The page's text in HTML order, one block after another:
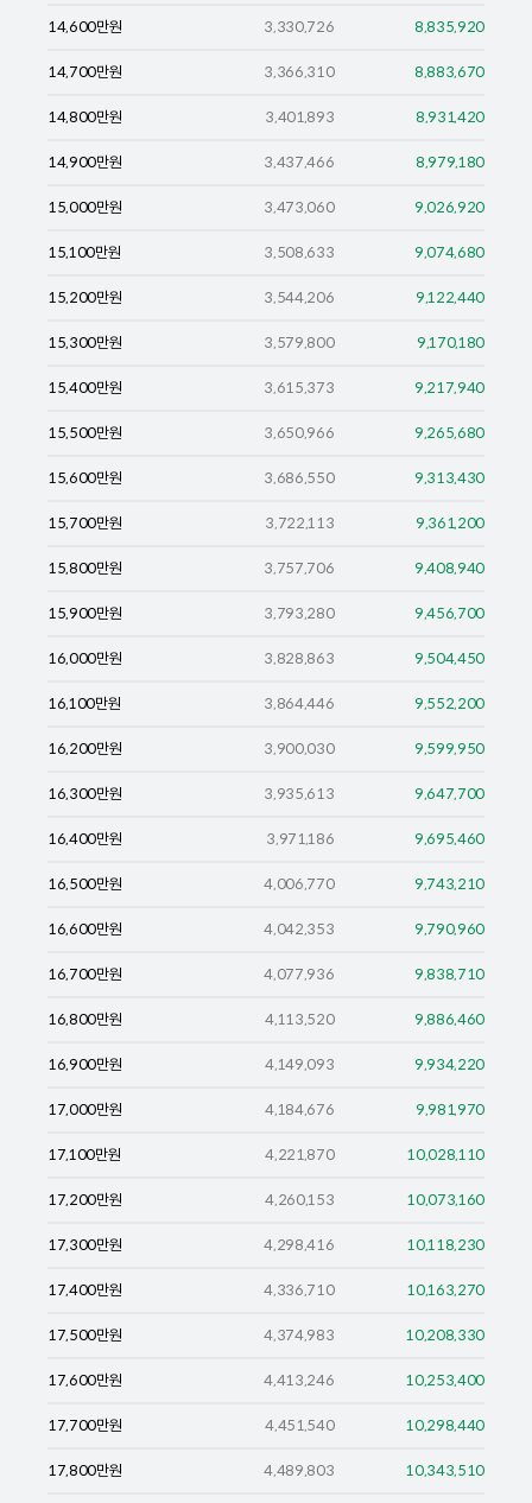
14,600만원 3,330,726 8,835,920
14,700만원 3,366,310 8,883,670
14,800만원 3,401,893 8,931,420
14,900만원 3,437,466 8,979,180
15,000만원 3,473,060 9,026,920
15,100만원 3,508,633 9,074,680
15,200만원 3,544,206 9,122,440
15,300만원 3,579,800 9,170,180
15,400만원 3,615,373 9,217,940
15,500만원 3,650,966 9,265,680
15,600만원 3,686,550 9,313,430
15,700만원 3,722,113 9,361,200
15,800만원 3,757,706 9,408,940
15,900만원 3,793,280 9,456,700
16,000만원 3,828,863 9,504,450
16,100만원 3,864,446 9,552,200
16,200만원 3,900,030 9,599,950
16,300만원 3,935,613 9,647,700
16,400만원 3,971,186 9,695,460
16,500만원 4,006,770 9,743,210
16,600만원 4,042,353 9,790,960
16,700만원 4,077,936 9,838,710
16,800만원 4,113,520 9,886,460
16,900만원 4,149,093 9,934,220
17,000만원 4,184,676 9,981,970
17,100만원 4,221,870 10,028,110
17,200만원 4,260,153 10,073,160
17,300만원 4,298,416 10,118,230
17,400만원 4,336,710 10,163,270
17,500만원 4,374,983 10,208,330
17,600만원 4,413,246 10,253,400
17,700만원 4,451,540 10,298,440
17,800만원 4,489,803 10,343,510